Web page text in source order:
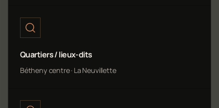
Quartiers / lieux-dits
Bétheny centre · La Neuvillette